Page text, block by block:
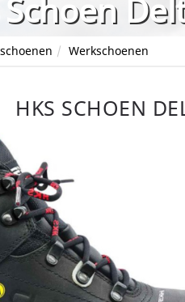
Schoen
Werkschoenen
HKS SCHOEN